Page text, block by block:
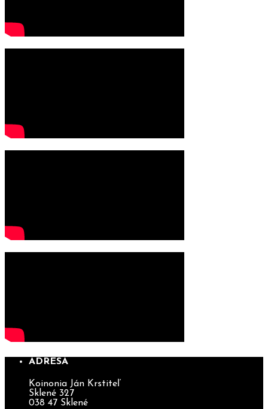
ADRESA
Koinonia Ján Krstiteľ
Sklené 327
038 47 Sklené